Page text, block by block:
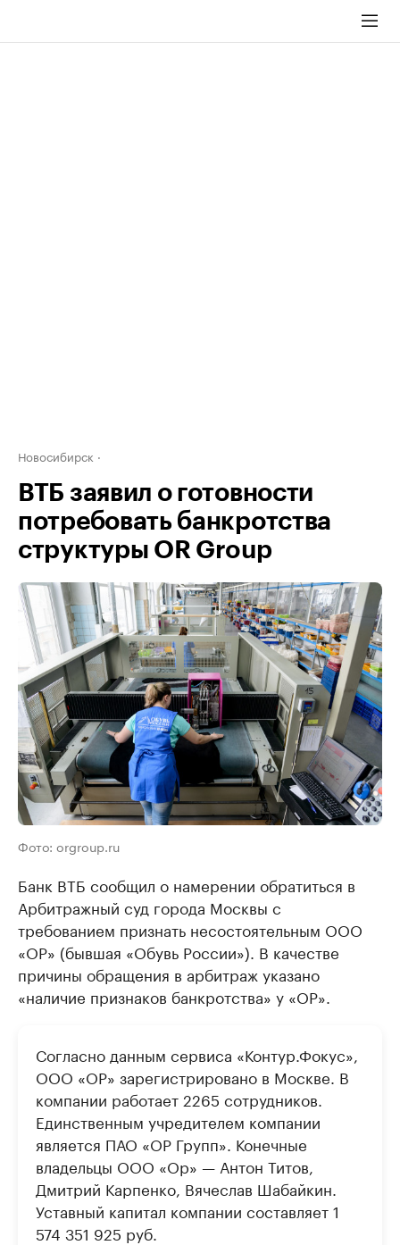
Новосибирск
ВТБ заявил о готовности
потребовать банкротства
структуры OR Group
Фото: orgroup.ru
Банк ВТБ сообщил о намерении обратиться в
Арбитражный суд города Москвы с
требованием признать несостоятельным ООО
«ОР» (бывшая «Обувь России»). В качестве
причины обращения в арбитраж указано
«наличие признаков банкротства» у «ОР».
Согласно данным сервиса «Контур.Фокус»,
ООО «ОР» зарегистрировано в Москве. В
компании работает 2265 сотрудников.
Единственным учредителем компании
является ПАО «ОР Групп». Конечные
владельцы ООО «Ор» — Антон Титов,
Дмитрий Карпенко, Вячеслав Шабайкин.
Уставный капитал компании составляет 1
574 351 925 руб.